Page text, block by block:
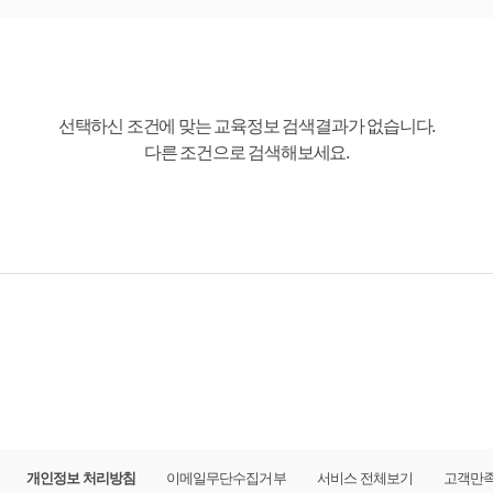
선택하신 조건에 맞는 교육정보 검색결과가 없습니다.
다른 조건으로 검색해보세요.
개인정보 처리방침 이메일무단수집거부 서비스 전체보기 고객만